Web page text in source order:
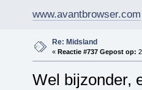
www.avantbrowser.com
Re: Midsland
« Reactie #737 Gepost op:
Wel bijzonder,